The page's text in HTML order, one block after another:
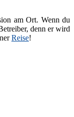
am Ort. Wenn du
denn er wird
Reise!